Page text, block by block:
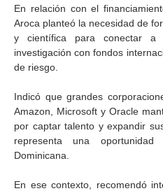
En relación con el
Aroca planteó la necesidad de
y científica para conectar a
investigación con fondos
de riesgo.
Indicó que grandes
Amazon, Microsoft y Oracle
por captar talento y expandir
representa una oportunidad
Dominicana.
En ese contexto, recomendó